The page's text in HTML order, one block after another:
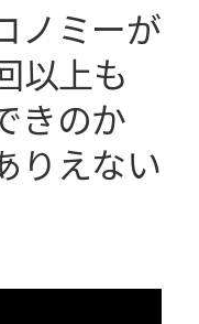
ノミーが
以上も
きのか
りえない